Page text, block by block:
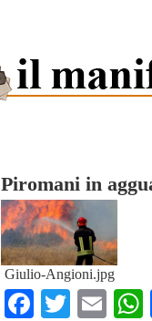
Piromani in
Giulio-Angioni.jpg
Facebook
Twitter